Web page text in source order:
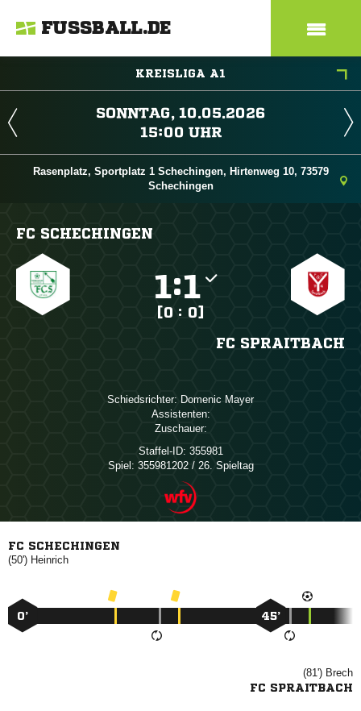
FUSSBALL.DE
KREISLIGA A1
 
 
Rasenplatz, Sportplatz 1 Schechingen, Hirtenweg 10, 73579
Schechingen
FC SCHECHINGEN
:
[0 : 0]
FC SPRAITBACH
Schiedsrichter:  
Assistenten:
Zuschauer:
Staffel-ID: 355981
Spiel: 355981202 / 26. Spieltag
FC SCHECHINGEN
(50') 
0’ 45’
(81') 
FC SPRAITBACH